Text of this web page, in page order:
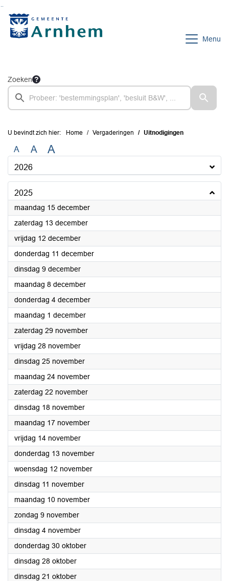
Menu
Zoeken
U bevindt zich hier: Home Vergaderingen Uitnodigingen
A A A
2026
2025
maandag 15 december2025
zaterdag 13 december2025
vrijdag 12 december2025
donderdag 11 december2025
dinsdag 9 december2025
maandag 8 december2025
donderdag 4 december2025
maandag 1 december2025
zaterdag 29 november2025
vrijdag 28 november2025
dinsdag 25 november2025
maandag 24 november2025
zaterdag 22 november2025
dinsdag 18 november2025
maandag 17 november2025
vrijdag 14 november2025
donderdag 13 november2025
woensdag 12 november2025
dinsdag 11 november2025
maandag 10 november2025
zondag 9 november2025
dinsdag 4 november2025
donderdag 30 oktober2025
dinsdag 28 oktober2025
dinsdag 21 oktober2025